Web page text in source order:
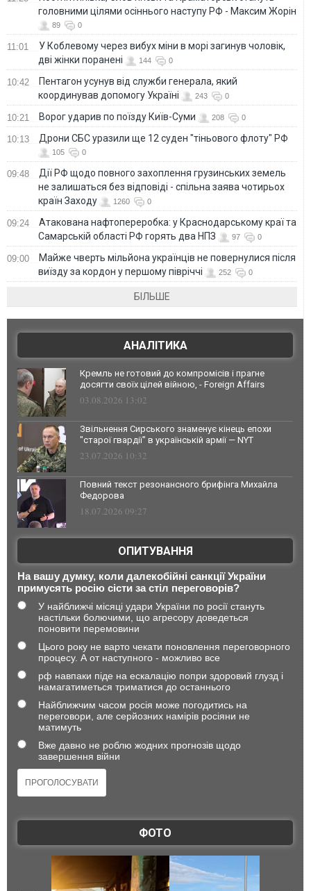
головними цілями осіннього наступу РФ - Максим Жорін
89 0
11:01
У Коблевому через вибух міни в морі загинув чоловік,
дві жінки поранені
144 0
10:42
Пентагон усунув від служби генерала, який
координував допомогу Україні
243 0
10:21 Ворог ударив по поїзду Київ-Суми 208 0
10:13 Дрони СБС уразили ще 12 суден "тіньового флоту" РФ
105 0
09:48
Дії РФ щодо повного захоплення грузинських земель
не залишаться без відповіді - спільна заява чотирьох
країн Заходу
1260 0
09:24
Атакована нафтопереробка: у Краснодарському краї та
Самарській області РФ горять два НПЗ
97 0
09:00
Майже чверть мільйона українців не повернулися після
виїзду за кордон у першому півріччі
252 0
БІЛЬШЕ
АНАЛІТИКА
Кремль не готовий до компромісів і прагне
досягти своїх цілей війною, - Foreign Affairs
03.08.2026 13:02
Звільнення Сирського знаменує кінець епохи
"старої гвардії" в українській армії — NYT
23.07.2026 10:32
Повний текст резонансного брифінга Михайла
Федорова
18.07.2026 09:27
ОПИТУВАННЯ
На вашу думку, коли далекобійні санкції України
примусять росію сісти за стіл переговорів?
У найближчі місяці удари України по росії стануть
настільки болючими, що агресору доведеться
поновити перемовини
Цього року не варто чекати поновлення переговорного
процесу. А от наступного - можливо все
рф навпаки піде на ескалацію попри здоровий глузд і
намагатиметься триматися до останнього
Найближчим часом росія може погодитись на
переговори, але серйозних намірів росіяни не
матимуть
Вже давно не роблю жодних прогнозів щодо
завершення війни
ФОТО